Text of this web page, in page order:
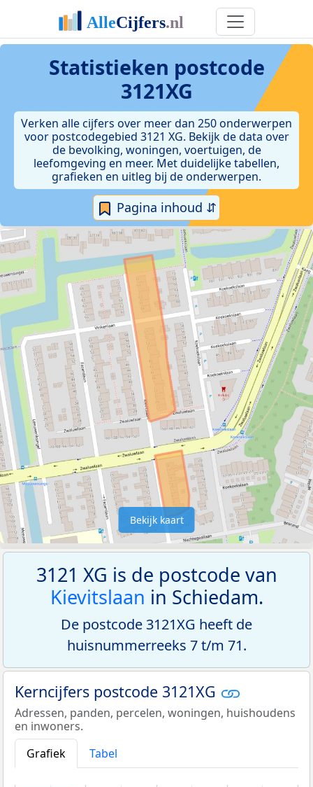
Statistieken postcode
3121XG
Verken alle cijfers over meer dan 250 onderwerpen
voor postcodegebied 3121 XG. Bekijk de data over
de bevolking, woningen, voertuigen, de
leefomgeving en meer. Met duidelijke tabellen,
grafieken en uitleg bij de onderwerpen.
Pagina inhoud ⇵
Bekijk kaart
3121 XG is de postcode van
Kievitslaan in Schiedam.
De postcode 3121XG heeft de
huisnummerreeks 7 t/m 71.
Kerncijfers postcode 3121XG
Adressen, panden, percelen, woningen, huishoudens
en inwoners.
Grafiek
Tabel